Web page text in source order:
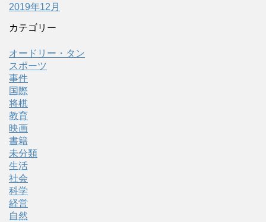
2019年12月
カテゴリー
オードリー・タン
スポーツ
事件
国際
将棋
教育
映画
書籍
未分類
生活
社会
科学
経営
自然